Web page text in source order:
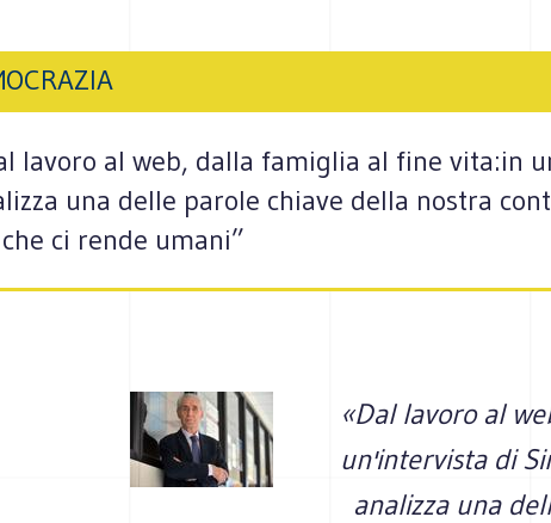
lavoro al web, dalla famiglia al fine vita:in
una delle parole chiave della nostra
ci rende umani”
«Dal lavoro al
un'intervista di
analizza una